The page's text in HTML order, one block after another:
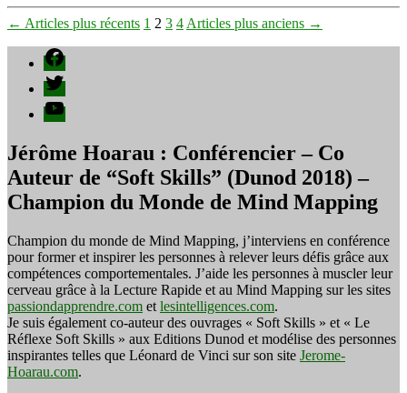
Pagination
des
publications
← Articles plus récents 1 2 3 4 Articles plus anciens →
Facebook
Twitter
YouTube
Jérôme Hoarau : Conférencier – Co
Auteur de “Soft Skills” (Dunod 2018) –
Champion du Monde de Mind Mapping
Champion du monde de Mind Mapping, j’interviens en conférence
pour former et inspirer les personnes à relever leurs défis grâce aux
compétences comportementales. J’aide les personnes à muscler leur
cerveau grâce à la Lecture Rapide et au Mind Mapping sur les sites
passiondapprendre.com et lesintelligences.com.
Je suis également co-auteur des ouvrages « Soft Skills » et « Le
Réflexe Soft Skills » aux Editions Dunod et modélise des personnes
inspirantes telles que Léonard de Vinci sur son site Jerome-
Hoarau.com.